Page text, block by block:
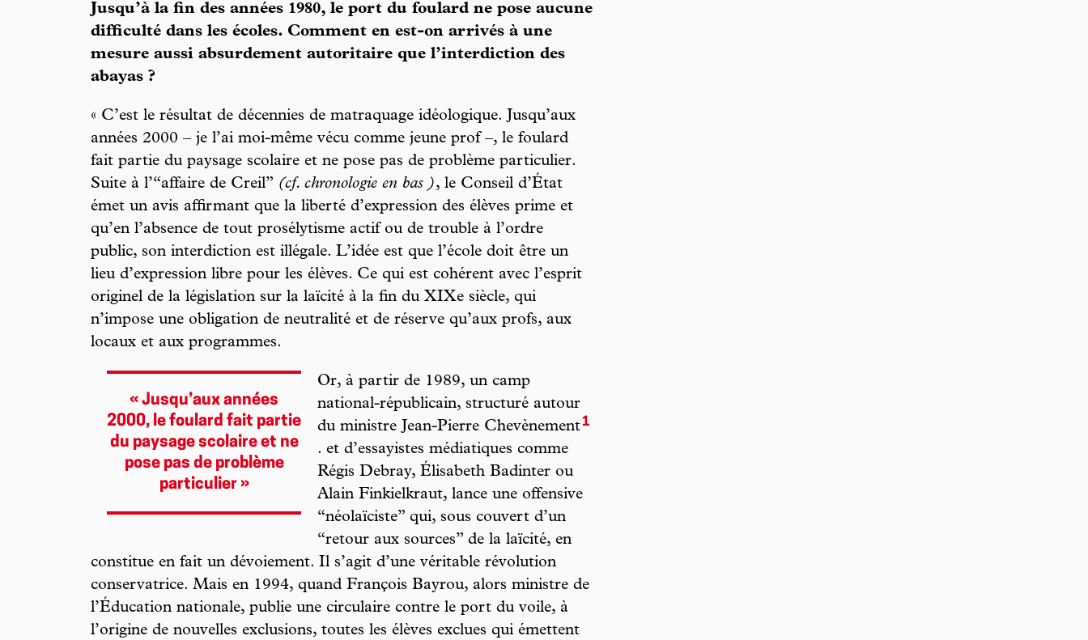
Jusqu’à la fin des années 1980, le port du foulard ne pose aucune
difficulté dans les écoles. Comment en est-on arrivés à une
mesure aussi absurdement autoritaire que l’interdiction des
abayas ?
« C’est le résultat de décennies de matraquage idéologique. Jusqu’aux
années 2000 – je l’ai moi-même vécu comme jeune prof –, le foulard
fait partie du paysage scolaire et ne pose pas de problème particulier.
Suite à l’“affaire de Creil” (cf. chronologie en bas ), le Conseil d’État
émet un avis affirmant que la liberté d’expression des élèves prime et
qu’en l’absence de tout prosélytisme actif ou de trouble à l’ordre
public, son interdiction est illégale. L’idée est que l’école doit être un
lieu d’expression libre pour les élèves. Ce qui est cohérent avec l’esprit
originel de la législation sur la laïcité à la fin du XIXe siècle, qui
n’impose une obligation de neutralité et de réserve qu’aux profs, aux
locaux et aux programmes.
« Jusqu’aux années
2000, le foulard fait partie
du paysage scolaire et ne
pose pas de problème
particulier »
Or, à partir de 1989, un camp
national-républicain, structuré autour
du ministre Jean-Pierre Chevènement1
. et d’essayistes médiatiques comme
Régis Debray, Élisabeth Badinter ou
Alain Finkielkraut, lance une offensive
“néolaïciste” qui, sous couvert d’un
“retour aux sources” de la laïcité, en
constitue en fait un dévoiement. Il s’agit d’une véritable révolution
conservatrice. Mais en 1994, quand François Bayrou, alors ministre de
l’Éducation nationale, publie une circulaire contre le port du voile, à
l’origine de nouvelles exclusions, toutes les élèves exclues qui émettent